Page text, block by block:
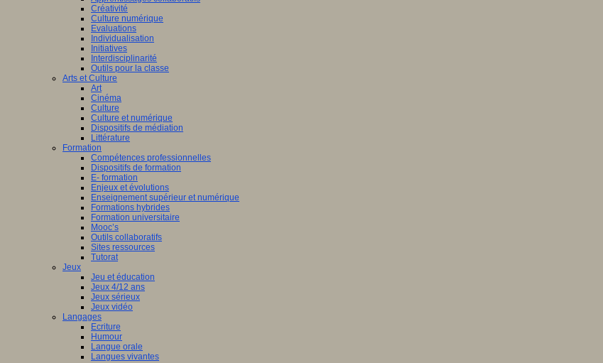
Créativité
Culture numérique
Evaluations
Individualisation
Initiatives
Interdisciplinarité
Outils pour la classe
Arts et Culture
Art
Cinéma
Culture
Culture et numérique
Dispositifs de médiation
Littérature
Formation
Compétences professionnelles
Dispositifs de formation
E- formation
Enjeux et évolutions
Enseignement supérieur et numérique
Formations hybrides
Formation universitaire
Mooc’s
Outils collaboratifs
Sites ressources
Tutorat
Jeux
Jeu et éducation
Jeux 4/12 ans
Jeux sérieux
Jeux vidéo
Langages
Ecriture
Humour
Langue orale
Langues vivantes